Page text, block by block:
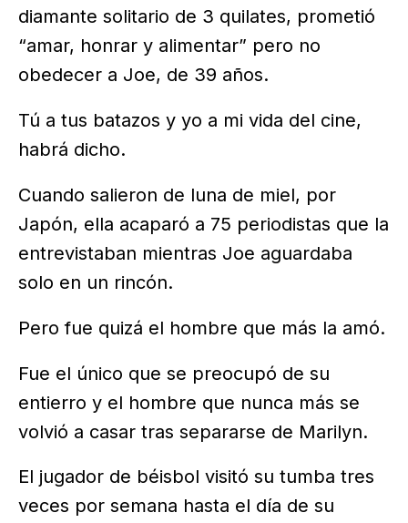
diamante solitario de 3 quilates, prometió
“amar, honrar y alimentar” pero no
obedecer a Joe, de 39 años.
Tú a tus batazos y yo a mi vida del cine,
habrá dicho.
Cuando salieron de luna de miel, por
Japón, ella acaparó a 75 periodistas que la
entrevistaban mientras Joe aguardaba
solo en un rincón.
Pero fue quizá el hombre que más la amó.
Fue el único que se preocupó de su
entierro y el hombre que nunca más se
volvió a casar tras separarse de Marilyn.
El jugador de béisbol visitó su tumba tres
veces por semana hasta el día de su